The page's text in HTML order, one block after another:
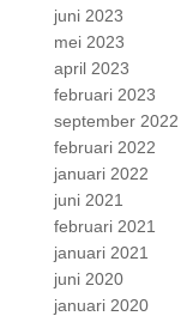
juni 2023
mei 2023
april 2023
februari 2023
september 2022
februari 2022
januari 2022
juni 2021
februari 2021
januari 2021
juni 2020
januari 2020